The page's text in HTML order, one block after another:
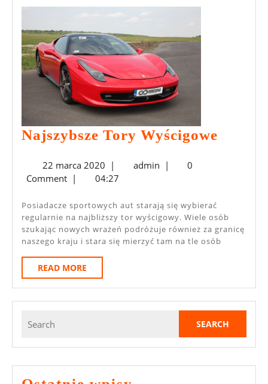
Najszybsze Tory Wyścigowe
22 marca 202022
marca
| adminadmin
|
0
Comment | 04:27
Posiadacze sportowych aut starają się wybierać
regularnie na najbliższy tor wyścigowy. Wiele osób
szukając nowych wrażeń podróżuje również za granicę
naszego kraju i stara się mierzyć tam na tle osób
READ MORE
MORE
for: